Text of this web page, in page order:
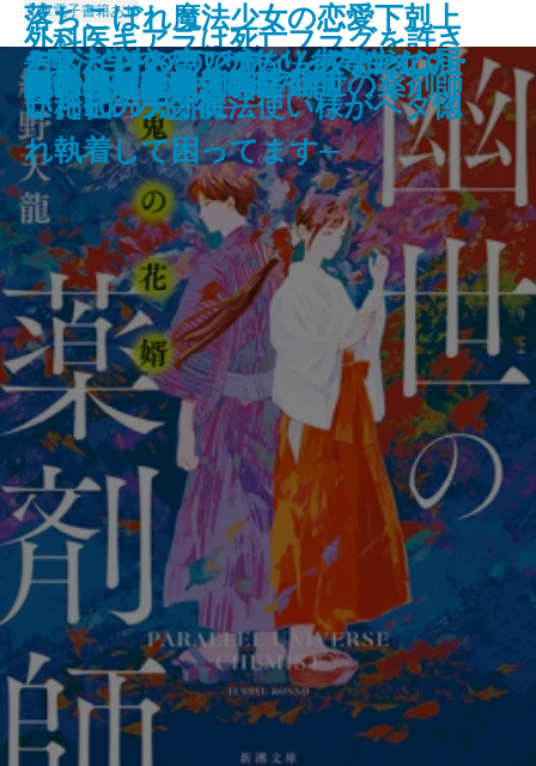
忘らるる惑星
8月31日の初恋
君を狂気と呼ぶのなら
アルネの事件簿─Strange life─
コンビニ兄弟5─テンダネス門司港
こがね村店─
このクリニックはつぶれます！2
─医療コンサル高柴一香の診断─
美しい探偵に必要な殺人
僕の青春をクイズに捧ぐ
巫女は月夜に殺される
外科医キアラは死亡フラグを許さ
ない─死人だらけのシナリオは、
前世の知識で書きかえます─
文庫電子書籍あり
鬼の花婿 幽世の薬剤師
さよならの言い方なんて知らな
い。10
蜘蛛屋敷の殺人
龍ノ国幻想8 呱呱の声
落ちこぼれ魔法少女の恋愛下剋上
─魔法学校のワケあり劣等生なの
に稀代の天才魔法使い様がベタ惚
れ執着して困ってます─
おとどけものです。─あなたに届
いた6つの恐怖─
デス・ストランディング2─オン・
ザ・ビーチ─
記憶の鍵盤
町内会死者蘇生事件
あやかしの仇討ち 幽世の薬剤師